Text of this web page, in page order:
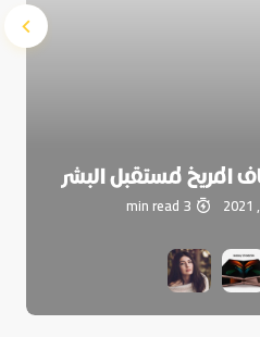
المريخ لمستقبل البشر
3 min read